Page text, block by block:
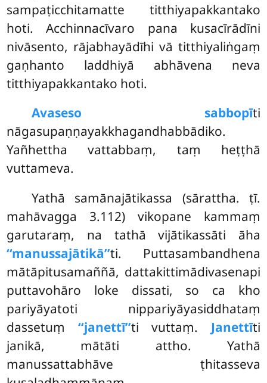
sampaṭicchitamatte titthiyapakkantako
hoti. Acchinnacīvaro pana kusacīrādīni
nivāsento, rājabhayādīhi vā titthiyaliṅgaṃ
gaṇhanto laddhiyā abhāvena neva
titthiyapakkantako hoti.
Avaseso sabbopīti
nāgasupaṇṇayakkhagandhabbādiko.
Yañhettha vattabbaṃ, taṃ heṭṭhā
vuttameva.
Yathā samānajātikassa (sārattha. ṭī.
mahāvagga 3.112) vikopane kammaṃ
garutaraṃ, na tathā vijātikassāti āha
‘‘manussajātikā’’ti. Puttasambandhena
mātāpitusamaññā, dattakittimādivasenapi
puttavohāro loke dissati, so ca kho
pariyāyatoti nippariyāyasiddhataṃ
dassetuṃ ‘‘janettī’’ti vuttaṃ. Janettīti
janikā, mātāti attho. Yathā
manussattabhāve ṭhitasseva